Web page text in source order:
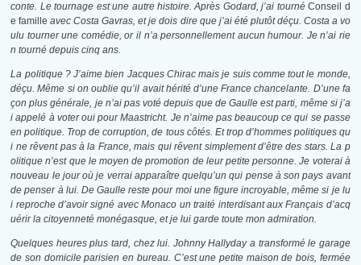
conte. Le tournage est une autre histoire. Après Godard, j’ai tournéConseil d
e famille avec Costa Gavras, et je dois dire que j’ai été plutôt déçu. Costa a vo
ulu tourner une comédie, or il n’a personnellement aucun humour. Je n’ai rie
n tourné depuis cinq ans.
La politique ?J’aime bien Jacques Chirac mais je suis comme tout le monde,
déçu. Même si on oublie qu’il avait hérité d’une France chancelante. D’une fa
çon plus générale, je n’ai pas voté depuis que de Gaulle est parti, même si j’a
i appelé à voter oui pour Maastricht. Je n’aime pas beaucoup ce qui se passe
en politique. Trop de corruption, de tous côtés. Et trop d’hommes politiques qu
i ne rêvent pas à la France, mais qui rêvent simplement d’être des stars. La p
olitique n’est que le moyen de promotion de leur petite personne. Je voterai à
nouveau le jour où je verrai apparaître quelqu’un qui pense à son pays avant
de penser à lui. De Gaulle reste pour moi une figure incroyable, même si je lu
i reproche d’avoir signé avec Monaco un traité interdisant aux Français d’acq
uérir la citoyenneté monégasque, et je lui garde toute mon admiration.
Quelques heures plus tard, chez lui. Johnny Hallyday a transformé le garage
de son domicile parisien en bureau. C’est une petite maison de bois, fermée